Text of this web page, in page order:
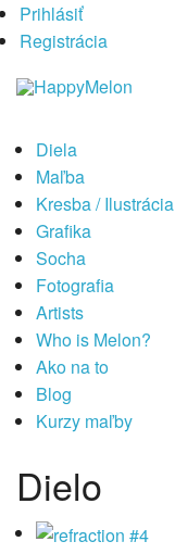
Prihlásiť
Registrácia
Diela
Maľba
Kresba / Ilustrácia
Grafika
Socha
Fotografia
Artists
Who is Melon?
Ako na to
Blog
Kurzy maľby
Dielo